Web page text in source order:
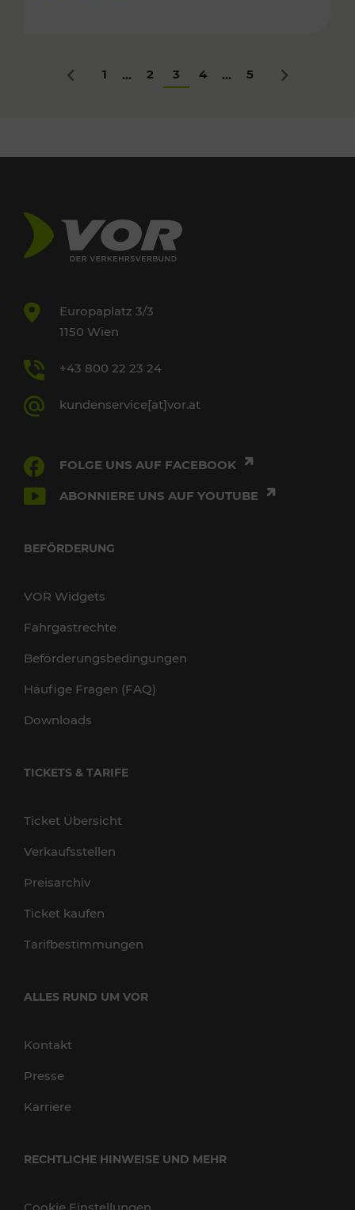
Zurück
1 ... 2 3 4 ... 5 Nächstes
Europaplatz 3/3
1150 Wien
+43 800 22 23 24
kundenservice[at]vor.at
FOLGE UNS AUF FACEBOOK
ABONNIERE UNS AUF YOUTUBE
BEFÖRDERUNG
VOR Widgets
Fahrgastrechte
Beförderungsbedingungen
Häufige Fragen (FAQ)
Downloads
TICKETS & TARIFE
Ticket Übersicht
Verkaufsstellen
Preisarchiv
Ticket kaufen
Tarifbestimmungen
ALLES RUND UM VOR
Kontakt
Presse
Karriere
RECHTLICHE HINWEISE UND MEHR